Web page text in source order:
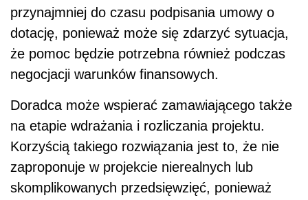
przynajmniej do czasu podpisania umowy o
dotację, ponieważ może się zdarzyć sytuacja,
że pomoc będzie potrzebna również podczas
negocjacji warunków finansowych.
Doradca może wspierać zamawiającego także
na etapie wdrażania i rozliczania projektu.
Korzyścią takiego rozwiązania jest to, że nie
zaproponuje w projekcie nierealnych lub
skomplikowanych przedsięwzięć, ponieważ